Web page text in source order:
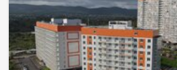
вдоль реки Енисей и 500 метров вдоль
организованными спусками к воде и
пассажирского транспорта возле
пешеходных и велосипедно-роликовых
району. Бесшумные современные лифты.
автостоянки на 175 и 297 машино-мест.